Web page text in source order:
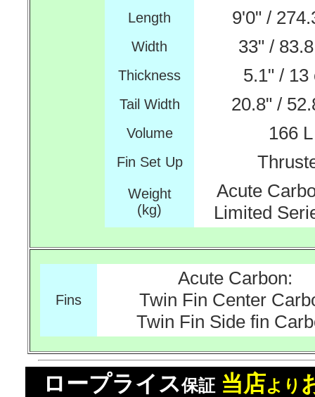
Length 9'0" /
Width 33" /
Thickness 5.1" / 13
Tail Width 20.8" /
Volume 166 L
Fin Set Up
Weight
(kg)
Acute
Limited
Fins
Acute Carbon:
Twin Fin Center
Twin Fin Side fin
ロープライス保証 当店より